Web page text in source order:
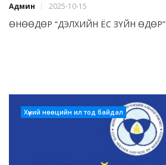
Админ 2025-10-15
ӨНӨӨДӨР “ДЭЛХИЙН ЁС ЗҮЙН ӨДӨР”
Хүний нөөцийн ил тод байдал